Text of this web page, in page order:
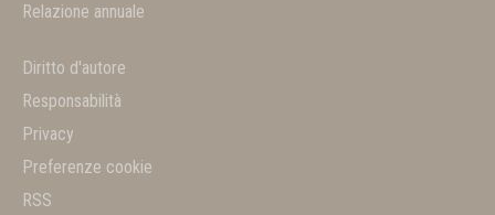
Relazione annuale
Diritto d'autore
Responsabilità
Privacy
Preferenze cookie
RSS